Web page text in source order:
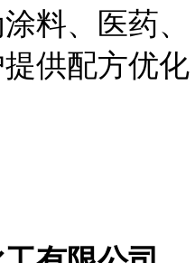
料、医药、
供配方优化